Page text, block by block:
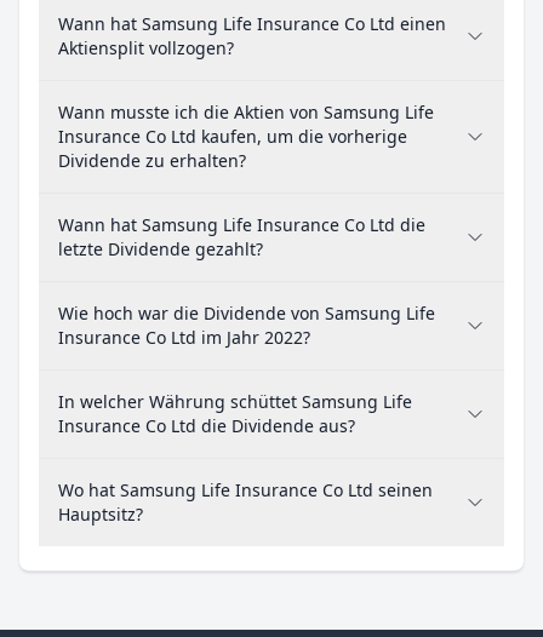
Wann hat Samsung Life Insurance Co Ltd einen
Aktiensplit vollzogen?
Wann musste ich die Aktien von Samsung Life
Insurance Co Ltd kaufen, um die vorherige
Dividende zu erhalten?
Wann hat Samsung Life Insurance Co Ltd die
letzte Dividende gezahlt?
Wie hoch war die Dividende von Samsung Life
Insurance Co Ltd im Jahr 2022?
In welcher Währung schüttet Samsung Life
Insurance Co Ltd die Dividende aus?
Wo hat Samsung Life Insurance Co Ltd seinen
Hauptsitz?